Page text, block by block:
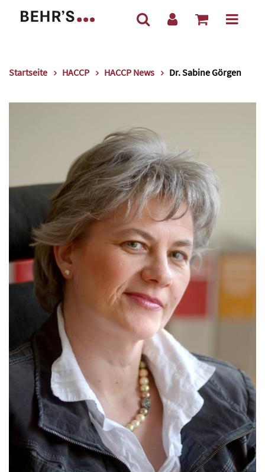
Startseite HACCP HACCP News Dr. Sabine Görgen